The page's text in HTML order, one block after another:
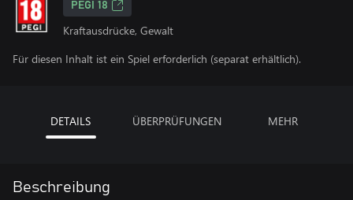
PEGI 18
Kraftausdrücke, Gewalt
Für diesen Inhalt ist ein Spiel erforderlich (separat erhältlich).
DETAILS ÜBERPRÜFUNGEN MEHR
Beschreibung